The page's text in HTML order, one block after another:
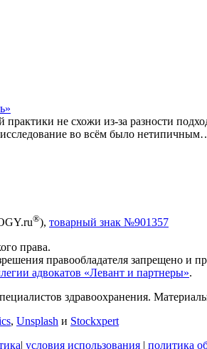
практики не схожи из-за разности
во всём было
®), товарный знак №901357
права.
правообладателя запрещено и
адвокатов «Левант и партнеры».
здравоохранения.
, Unsplash и Stockxpert
| условия использования | политика